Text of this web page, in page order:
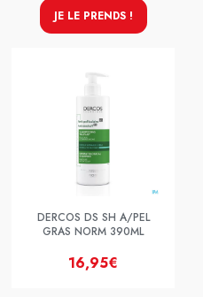
JE LE PRENDS !
DERCOS DS SH A/PEL
GRAS NORM 390ML
16,95€